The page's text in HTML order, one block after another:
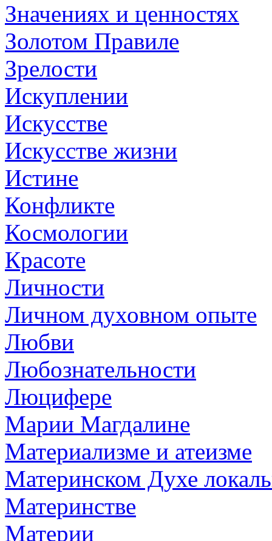
Значениях и ценностях
Золотом Правиле
Зрелости
Искуплении
Искусстве
Искусстве жизни
Истине
Конфликте
Космологии
Красоте
Личности
Личном духовном опыте
Любви
Любознательности
Люцифере
Марии Магдалине
Материализме и атеизме
Материнском Духе
Материнстве
Материи